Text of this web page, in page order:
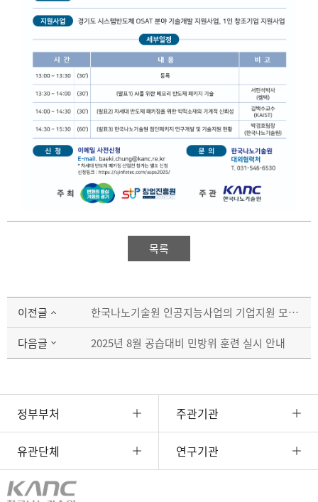
목록
이전글
한국나노기술원 인공지능사업의 기업지원 모집 공고 안내
다음글
2025년 8월 공습대비 민방위 훈련 실시 안내
정부부처 주관기관
유관단체 연구기관